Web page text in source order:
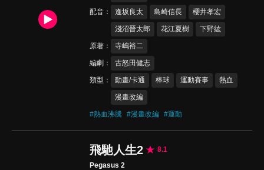
捕手御幸，重新燃起了澤村對棒球的熱情。
配音 逢坂良太 島崎信長 櫻井孝宏
淺沼晉太郎 花江夏樹 下野紘
原著 寺嶋裕二
編劇 古怒田健志
類型 動畫/卡通 棒球 運動賽事 熱血
漫畫改編
#熱血沸騰 #漫畫改編 #運動
飛馳人生2
8.1
Pegasus 2